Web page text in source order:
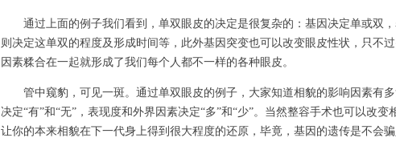
通过上面的例子我们看到，单双眼皮的决定是很复杂的：基因决定单或双
则决定这单双的程度及形成时间等，此外基因突变也可以改变眼皮性状，只不
因素糅合在一起就形成了我们每个人都不一样的各种眼皮。
管中窥豹，可见一斑。通过单双眼皮的例子，大家知道相貌的影响因素有
决定“有”和“无”，表现度和外界因素决定“多”和“少”。当然整容手术也可以改
让你的本来相貌在下一代身上得到很大程度的还原，毕竟，基因的遗传是不会骗